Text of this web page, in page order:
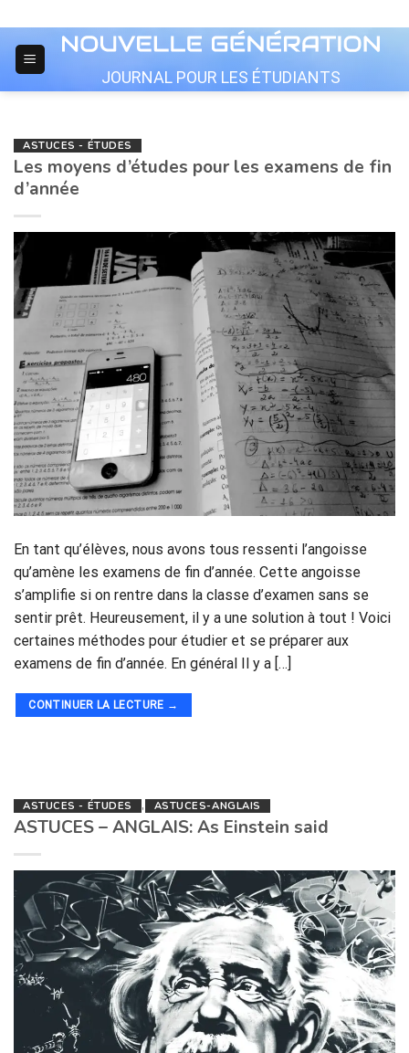
to
content
JOURNAL POUR LES ÉTUDIANTS
ASTUCES - ÉTUDES
Les moyens d’études pour les examens de fin
d’année
En tant qu’élèves, nous avons tous ressenti l’angoisse
qu’amène les examens de fin d’année. Cette angoisse
s’amplifie si on rentre dans la classe d’examen sans se
sentir prêt. Heureusement, il y a une solution à tout ! Voici
certaines méthodes pour étudier et se préparer aux
examens de fin d’année. En général Il y a […]
CONTINUER LA LECTURE →
ASTUCES - ÉTUDES , ASTUCES-ANGLAIS
ASTUCES – ANGLAIS: As Einstein said